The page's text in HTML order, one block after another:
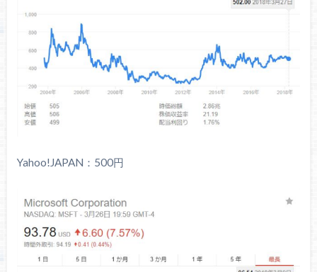
Yahoo!JAPAN：500円